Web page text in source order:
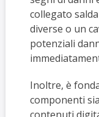
collegato
diverse o un
potenziali
Inoltre, è
componenti